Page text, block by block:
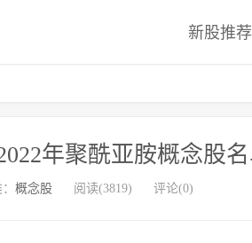
新股推荐
年聚酰亚胺概念股
概念股 阅读(3819) 评论(0)